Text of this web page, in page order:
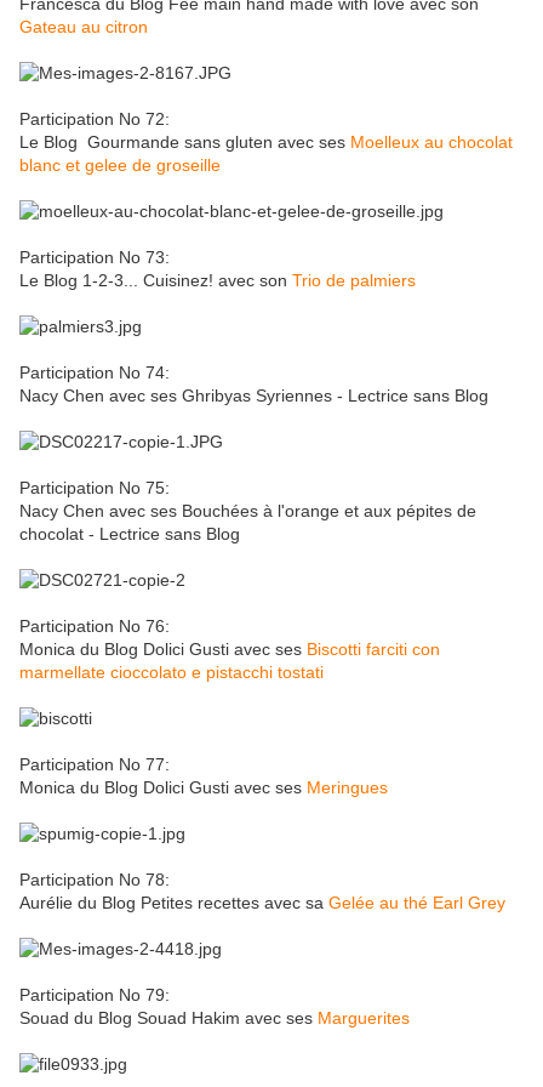
Gateau au citron
Participation No 72:
Le Blog Gourmande sans gluten avec ses Moelleux au chocolat
blanc et gelee de groseille
Participation No 73:
Le Blog 1-2-3... Cuisinez! avec son Trio de palmiers
Participation No 74:
Nacy Chen avec ses Ghribyas Syriennes - Lectrice sans Blog
Participation No 75:
Nacy Chen avec ses Bouchées à l'orange et aux pépites de
chocolat - Lectrice sans Blog
Participation No 76:
Monica du Blog Dolici Gusti avec ses Biscotti farciti con
marmellate cioccolato e pistacchi tostati
Participation No 77:
Monica du Blog Dolici Gusti avec ses Meringues
Participation No 78:
Aurélie du Blog Petites recettes avec sa Gelée au thé Earl Grey
Participation No 79:
Souad du Blog Souad Hakim avec ses Marguerites